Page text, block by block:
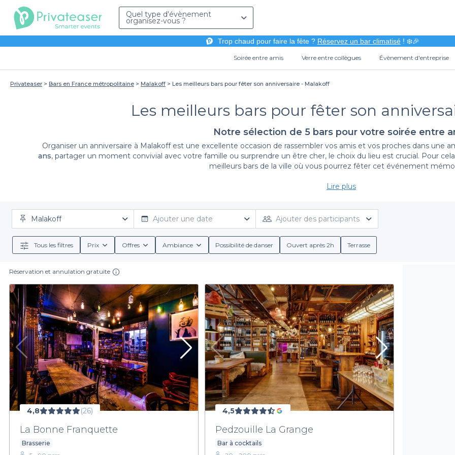
Quel type d'évènement
organisez-vous ?
Trop chaud pour faire la fête ? Réservez un bar climatisé! ❄️🎉
Soirée entre amis Verre entre collègues Évènement d'entreprise
Privateaser Bars en France métropolitaine Malakoff Les meilleurs bars pour fêter son anniversaire - Malakoff
Les meilleurs bars pour fêter son
Notre sélection de 5 bars pour votre soirée entre
Organiser un anniversaire à Malakoff est une excellente occasion de rassembler vos amis et vos proches dans une
ans, partager un moment convivial avec votre famille ou surprendre un être cher, le choix du lieu est crucial. Pour
meilleurs bars de la ville où vous pourrez fêter cet événement
En choisissant Privateaser pour organiser votre anniversaire, vous bénéficiez d'une plateforme intuitive qui simplifie
offrons un accès à une large gamme de bars à Malakoff, chacun avec ses propres charmes et atmosphères. Que
d'un pub convivial ou d'un espace privatif pour une célébration intime, nous avons
En outre, chaque établissement référencé sur notre plateforme propose une multitude de services incluant des
Prêt à célébrer?
Alors, qu'attendez-vous ? Fêter votre anniversaire à Malakoff promet d'être une expérience inoubliable grâce au choix
offrir. N'hésitez pas à explorer notre sélection et à réserver dès maintenant pour garantir un moment exceptionnel
côtés, l'organisation de votre événement devient un jeu d’enfant !
Lire plus
Malakoff Ajouter une date Ajouter des participants
Tous les filtres Prix Offres Ambiance Possibilité de danser Ouvert après 2h Terrasse
Réservation et annulation gratuite
4,8 (26)
La Bonne Franquette
Brasserie
4,5
Pedzouille La Grange
Bar à cocktails